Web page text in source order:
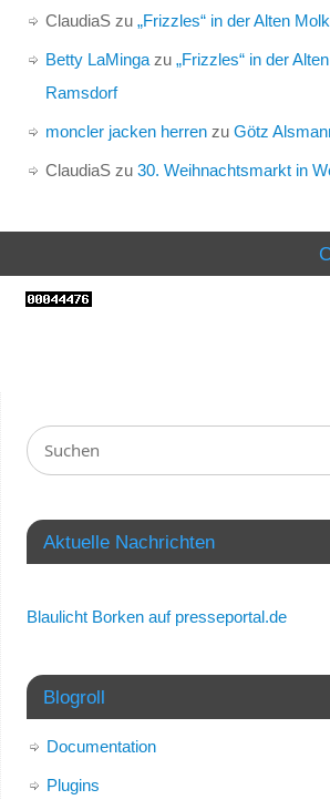
ClaudiaSzu „Frizzles“ in der Alten
Betty LaMingazu „Frizzles“ in der
Ramsdorf
moncler jacken herrenzu Götz
ClaudiaSzu 30. Weihnachtsmarkt in
Aktuelle Nachrichten
Blaulicht Borken auf presseportal.de
Blogroll
Documentation
Plugins